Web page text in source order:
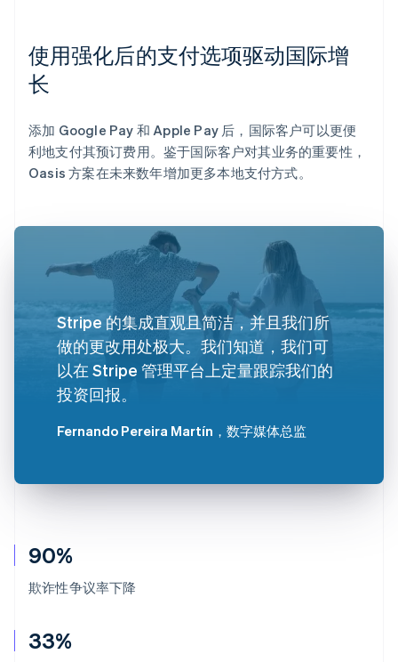
90%
欺诈性争议率下降
33%
使用强化后的支付选项驱动国际增
长
添加 Google Pay 和 Apple Pay 后，国际客户可以更便
利地支付其预订费用。鉴于国际客户对其业务的重要性，
Oasis 方案在未来数年增加更多本地支付方式。
Stripe 的集成直观且简洁，并且我们所
做的更改用处极大。我们知道，我们可
以在 Stripe 管理平台上定量跟踪我们的
投资回报。
Fernando Pereira Martín ，数字媒体总监